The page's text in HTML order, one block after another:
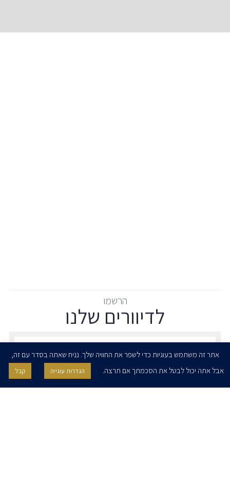
הרשמו
לדיוורים שלנו
אני מאשר/ת בזאת להרצוג, פוקס, נאמן ושות' לשלוח לי ניוזלטרים,
הודעות והזמנות לאירועים וכנסים. אני רשאי/ת לחזור בי מהסכמתי לעיל בכל
אתר זה משתמש בעוגיות כדי לשפר את החוויה שלך. נניח שאתה בסדר עם זה,
אבל אתה יכול לבטל את הסכמתך אם תרצה.
הגדרות עוגייה קבל